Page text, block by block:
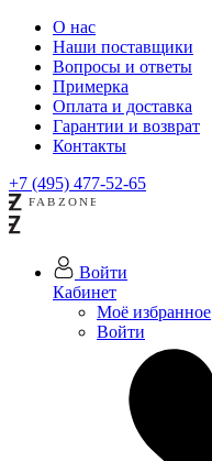
О нас
Наши поставщики
Вопросы и ответы
Примерка
Оплата и доставка
Гарантии и возврат
Контакты
+7 (495) 477-52-65
Войти
Кабинет
Моё избранное
Войти